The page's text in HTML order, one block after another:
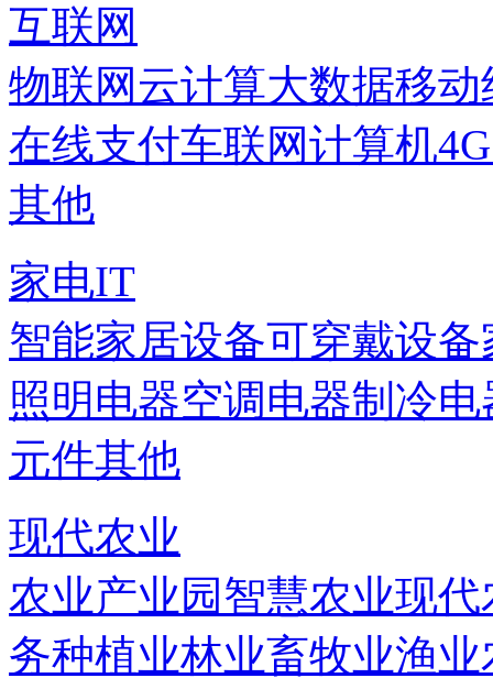
互联网
物联网 云计算大数据移动
在线支付车联网计算机
其他
家电IT
智能家居设备可穿戴设备
照明电器空调电器制冷电
元件其他
现代农业
农业产业园智慧农业现代
务种植业林业畜牧业渔业